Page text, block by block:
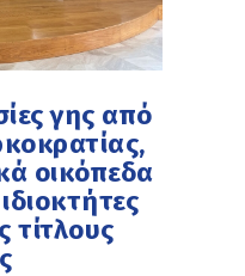
γης από
οικόπεδα
τίτλους